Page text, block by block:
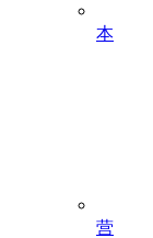
本
营